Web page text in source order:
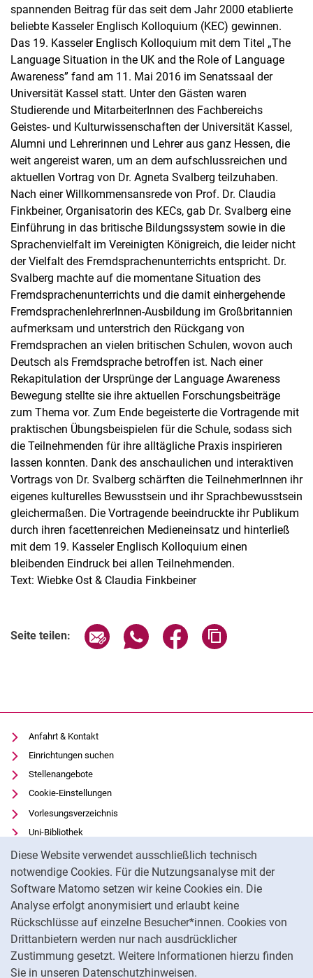
Diese Website verwendet ausschließlich technisch
notwendige Cookies. Für die Nutzungsanalyse mit der
Software Matomo setzen wir keine Cookies ein. Die
Analyse erfolgt anonymisiert und erlaubt keine
Rückschlüsse auf einzelne Besucher*innen. Cookies von
Drittanbietern werden nur nach ausdrücklicher
Zustimmung gesetzt. Weitere Informationen hierzu finden
Sie in unseren Datenschutzhinweisen.
spannenden Beitrag für das seit dem Jahr 2000 etablierte
beliebte Kasseler Englisch Kolloquium (KEC) gewinnen.
Das 19. Kasseler Englisch Kolloquium mit dem Titel „The
Language Situation in the UK and the Role of Language
Awareness” fand am 11. Mai 2016 im Senatssaal der
Universität Kassel statt. Unter den Gästen waren
Studierende und MitarbeiterInnen des Fachbereichs
Geistes- und Kulturwissenschaften der Universität Kassel,
Alumni und Lehrerinnen und Lehrer aus ganz Hessen, die
weit angereist waren, um an dem aufschlussreichen und
aktuellen Vortrag von Dr. Agneta Svalberg teilzuhaben.
Nach einer Willkommensansrede von Prof. Dr. Claudia
Finkbeiner, Organisatorin des KECs, gab Dr. Svalberg eine
Einführung in das britische Bildungssystem sowie in die
Sprachenvielfalt im Vereinigten Königreich, die leider nicht
der Vielfalt des Fremdsprachenunterrichts entspricht. Dr.
Svalberg machte auf die momentane Situation des
Fremdsprachenunterrichts und die damit einhergehende
FremdsprachenlehrerInnen-Ausbildung im Großbritannien
aufmerksam und unterstrich den Rückgang von
Fremdsprachen an vielen britischen Schulen, wovon auch
Deutsch als Fremdsprache betroffen ist. Nach einer
Rekapitulation der Ursprünge der Language Awareness
Bewegung stellte sie ihre aktuellen Forschungsbeiträge
zum Thema vor. Zum Ende begeisterte die Vortragende mit
praktischen Übungsbeispielen für die Schule, sodass sich
die Teilnehmenden für ihre alltägliche Praxis inspirieren
lassen konnten. Dank des anschaulichen und interaktiven
Vortrags von Dr. Svalberg schärften die TeilnehmerInnen ihr
eigenes kulturelles Bewusstsein und ihr Sprachbewusstsein
gleichermaßen. Die Vortragende beeindruckte ihr Publikum
durch ihren facettenreichen Medieneinsatz und hinterließ
mit dem 19. Kasseler Englisch Kolloquium einen
bleibenden Eindruck bei allen Teilnehmenden.
Text: Wiebke Ost & Claudia Finkbeiner
Seite teilen: Seite über E-Mail teilen
Seite über WhatsApp teilen
Seite über Facebook
Anfahrt & Kontakt
Einrichtungen suchen
Stellenangebote
Cookie-Einstellungen
Vorlesungsverzeichnis
Uni-Bibliothek
Moodle
Panopto
Datenschutz
Barrierefreiheit
Transparenter KI-Einsatz